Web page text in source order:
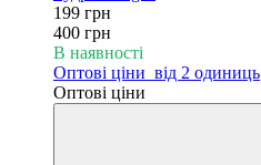
199 грн
400 грн
В наявності
Оптові ціни від 2 одиниць
Оптові ціни